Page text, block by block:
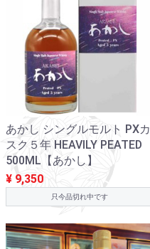
あかし シングルモルト PXカ
スク５年 HEAVILY PEATED
500ML【あかし】
¥ 9,350
只今品切れ中です